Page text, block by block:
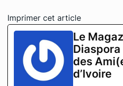
Imprimer cet article
Le
des
d’Ivoire